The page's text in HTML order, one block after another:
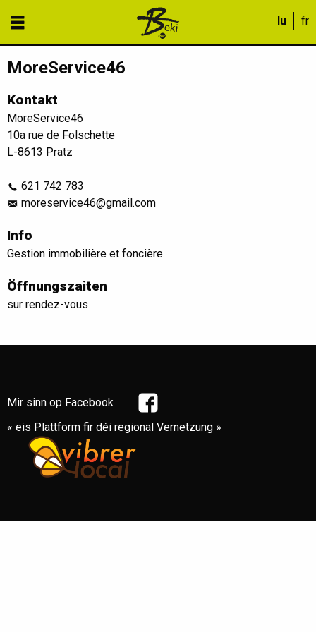
MoreService46
Kontakt
MoreService46
10a rue de Folschette
L-8613 Pratz
621 742 783
moreservice46@gmail.com
Info
Gestion immobilière et foncière.
Öffnungszaiten
sur rendez-vous
Mir sinn op Facebook
« eis Plattform fir déi regional Vernetzung »